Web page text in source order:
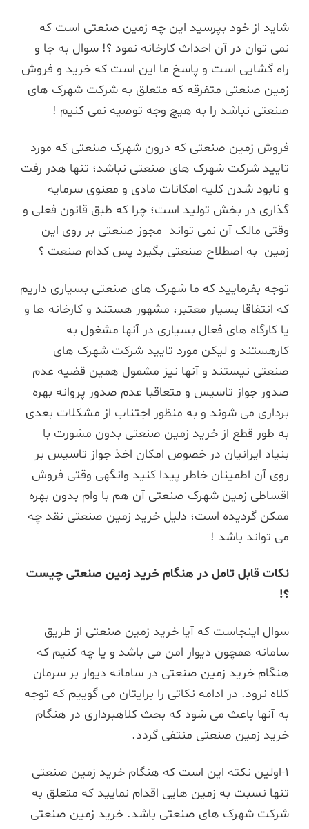
شاید از خود بپرسید این چه زمین صنعتی است که
نمی توان در آن احداث کارخانه نمود ؟! سوال به جا و
راه گشایی است و پاسخ ما این است که خرید و فروش
زمین صنعتی متفرقه که متعلق به شرکت شهرک های
صنعتی نباشد را به هیچ وجه توصیه نمی کنیم !
فروش زمین صنعتی که درون شهرک صنعتی که مورد
تایید شرکت شهرک های صنعتی نباشد؛ تنها هدر رفت
و نابود شدن کلیه امکانات مادی و معنوی سرمایه
گذاری در بخش تولید است؛ چرا که طبق قانون فعلی و
وقتی مالک آن نمی تواند مجوز صنعتی بر روی این
زمین به اصطلاح صنعتی بگیرد پس کدام صنعت ؟
توجه بفرمایید که ما شهرک های صنعتی بسیاری داریم
که انتفاقا بسیار معتبر، مشهور هستند و کارخانه ها و
یا کارگاه های فعال بسیاری در آنها مشغول به
کارهستند و لیکن مورد تایید شرکت شهرک های
صنعتی نیستند و آنها نیز مشمول همین قضیه عدم
صدور جواز تاسیس و متعاقبا عدم صدور پروانه بهره
برداری می شوند و به منظور اجتناب از مشکلات بعدی
به طور قطع از خرید زمین صنعتی بدون مشورت با
بنیاد ایرانیان در خصوص امکان اخذ جواز تاسیس بر
روی آن اطمینان خاطر پیدا کنید وانگهی وقتی فروش
اقساطی زمین شهرک صنعتی آن هم با وام بدون بهره
ممکن گردیده است؛ دلیل خرید زمین صنعتی نقد چه
می تواند باشد !
نکات قابل تامل در هنگام خرید زمین صنعتی چیست
؟!
سوال اینجاست که آیا خرید زمین صنعتی از طریق
سامانه همچون دیوار امن می باشد و یا چه کنیم که
هنگام خرید زمین صنعتی در سامانه دیوار بر سرمان
کلاه نرود. در ادامه نکاتی را برایتان می گوییم که توجه
به آنها باعث می شود که بحث کلاهبرداری در هنگام
خرید زمین صنعتی منتفی گردد.
1-اولین نکته این است که هنگام خرید زمین صنعتی
تنها نسبت به زمین هایی اقدام نمایید که متعلق به
شرکت شهرک های صنعتی باشد. خرید زمین صنعتی